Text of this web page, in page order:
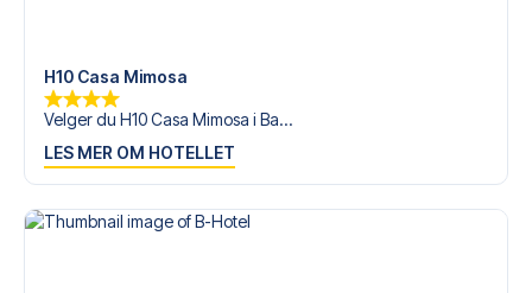
Er du klar for å oppleve Espanyol på Estadi Cornellà-El
Prat mot Villarreal? Kontakt oss idag, og la oss hjelpe deg
med å realisere din fotballreisedrøm!
H10 Casa Mimosa
Velger du H10 Casa Mimosa i Ba...
LES MER OM HOTELLET